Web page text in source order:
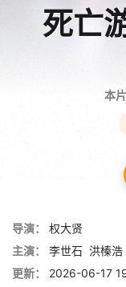
死亡
本
导演：
权大贤
主演：
李世石 洪榛浩
更新：
2026-06-17